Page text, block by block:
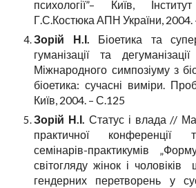
психології”– Київ,
Г.С.Костюка АПН України, 2004.
Зорій Н.І. Біоетика та
гуманізації та
Міжнародного симпозіуму з
біоетика: сучасні виміри.
Київ, 2004. – С.125
Зорій Н.І. Статус і влада //
практичної конференції
семінарів-практикумів
світогляду жінок і чоловіків
гендерних перетворень у